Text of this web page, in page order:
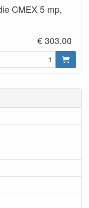
CMEX 5 mp,
€ 303.00